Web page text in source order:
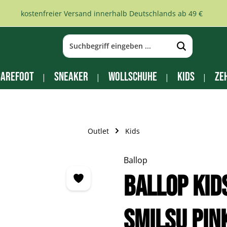
kostenfreier Versand innerhalb Deutschlands ab 49 €
Sneaker Wollschuhe Kids
Outlet Kids
Ballop
BALLOP